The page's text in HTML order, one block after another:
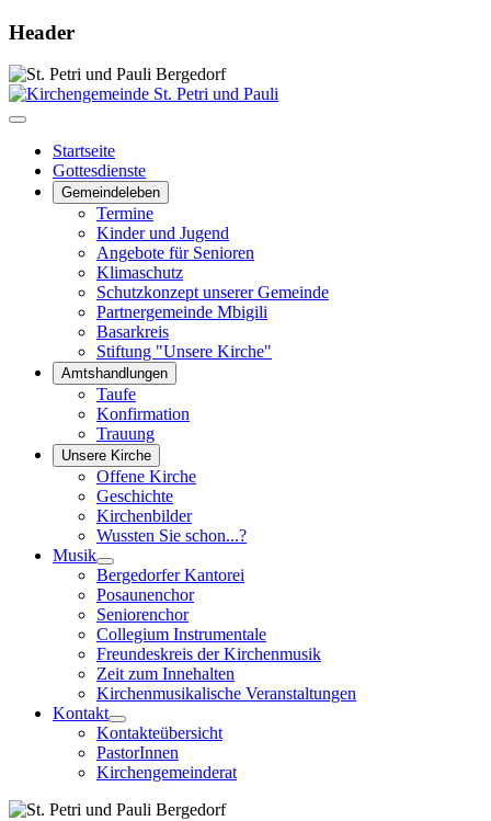
Header
Startseite
Gottesdienste
Gemeindeleben
Termine
Kinder und Jugend
Angebote für Senioren
Klimaschutz
Schutzkonzept unserer Gemeinde
Partnergemeinde Mbigili
Basarkreis
Stiftung "Unsere Kirche"
Amtshandlungen
Taufe
Konfirmation
Trauung
Unsere Kirche
Offene Kirche
Geschichte
Kirchenbilder
Wussten Sie schon...?
Musik
Bergedorfer Kantorei
Posaunenchor
Seniorenchor
Collegium Instrumentale
Freundeskreis der Kirchenmusik
Zeit zum Innehalten
Kirchenmusikalische Veranstaltungen
Kontakt
Kontakteübersicht
PastorInnen
Kirchengemeinderat